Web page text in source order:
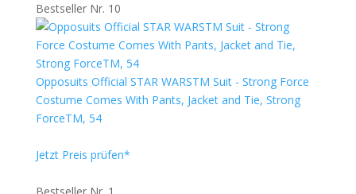
Bestseller Nr. 10
Opposuits Official STAR WARSTM Suit - Strong Force
Costume Comes With Pants, Jacket and Tie, Strong
ForceTM, 54
Jetzt Preis prüfen*